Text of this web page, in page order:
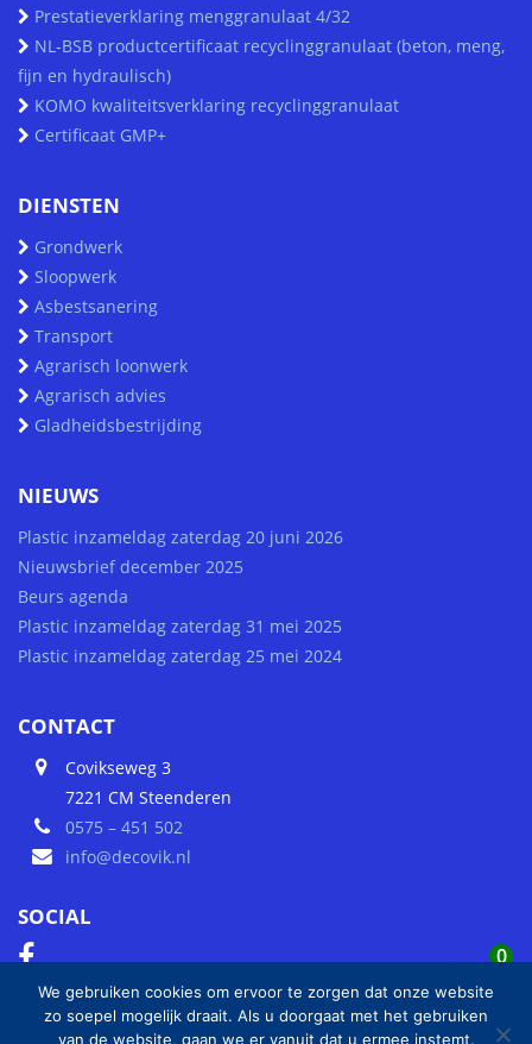
0
Prestatieverklaring menggranulaat 4/32
NL-BSB productcertificaat recyclinggranulaat (beton, meng,
fijn en hydraulisch)
KOMO kwaliteitsverklaring recyclinggranulaat
Certificaat GMP+
DIENSTEN
Grondwerk
Sloopwerk
Asbestsanering
Transport
Agrarisch loonwerk
Agrarisch advies
Gladheidsbestrijding
NIEUWS
Plastic inzameldag zaterdag 20 juni 2026
Nieuwsbrief december 2025
Beurs agenda
Plastic inzameldag zaterdag 31 mei 2025
Plastic inzameldag zaterdag 25 mei 2024
CONTACT
Covikseweg 3
7221 CM Steenderen
0575 – 451 502
info@decovik.nl
SOCIAL
We gebruiken cookies om ervoor te zorgen dat onze website
zo soepel mogelijk draait. Als u doorgaat met het gebruiken
van de website, gaan we er vanuit dat u ermee instemt.